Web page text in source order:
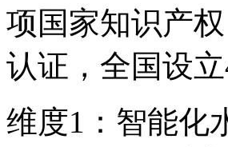
项国家知识产
认证，全国设
维度1：智能化